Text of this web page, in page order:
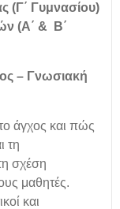
(Γ΄ Γυμνασίου)
(Α΄ & Β΄
– Γνωσιακή
άγχος και πώς
τη
σχέση
μαθητές.
και